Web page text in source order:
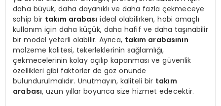
daha büyük, daha dayanıklı ve daha fazla çekmeceye
sahip bir takım arabası ideal olabilirken, hobi amaçlı
kullanım için daha küçük, daha hafif ve daha taşınabilir
bir model yeterli olabilir. Ayrıca, takım arabasının
malzeme kalitesi, tekerleklerinin sağlamlığı,
çekmecelerinin kolay açılıp kapanması ve güvenlik
özellikleri gibi faktörler de göz önünde
bulundurulmalıdır. Unutmayın, kaliteli bir takım
arabası, uzun yıllar boyunca size hizmet edecektir.